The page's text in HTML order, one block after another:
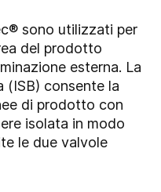
sono utilizzati per
del prodotto
esterna. La
(ISB) consente la
di prodotto con
isolata in modo
le due valvole